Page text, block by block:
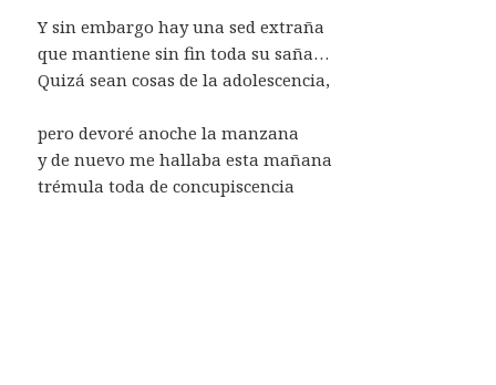
Y sin embargo hay una sed extraña
que mantiene sin fin toda su saña…
Quizá sean cosas de la adolescencia,
pero devoré anoche la manzana
y de nuevo me hallaba esta mañana
trémula toda de concupiscencia